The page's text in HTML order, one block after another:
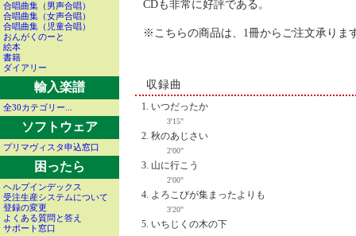
合唱曲集（男声合唱）
合唱曲集（女声合唱）
合唱曲集（児童合唱）
おんがくのーと
絵本
書籍
ダイアリー
輸入楽譜
全30カテゴリー...
ソフトウェア
プリマヴィスタ申込窓口
困ったら
ヘルプインデックス
受注生産システムについて
登録の変更
よくある質問と答え
サポート窓口
CDも非常に好評である。
※こちらの商品は、1冊からご注文承りま
収録曲
いつだったか
3'15"
秋のあじさい
2'00"
山に行こう
2'00"
よろこびが集まったよりも
3'20"
いちじくの木の下